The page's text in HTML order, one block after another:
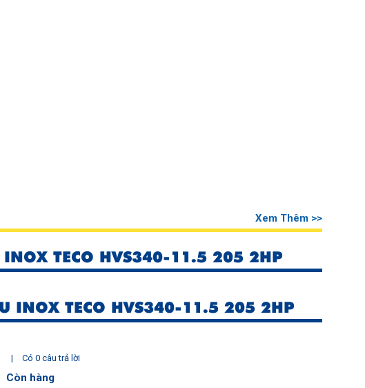
Xem Thêm >>
TECO HVS340-11.5 205 2HP
INOX TECO HVS340-11.5 205 2HP
|
Có 0 câu trả lời
Còn hàng